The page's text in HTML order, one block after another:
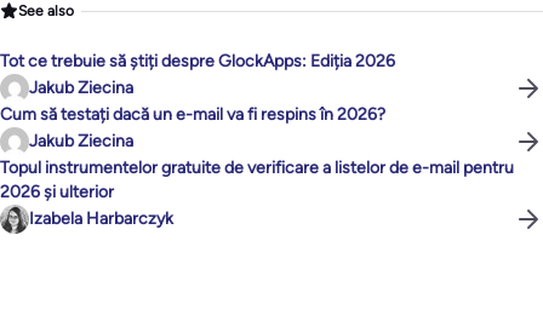
See also
Tot ce trebuie să știți despre GlockApps: Ediția 2026
Jakub Ziecina
Cum să testați dacă un e-mail va fi respins în 2026?
Jakub Ziecina
Topul instrumentelor gratuite de verificare a listelor de e-mail pentru
2026 și ulterior
Izabela Harbarczyk